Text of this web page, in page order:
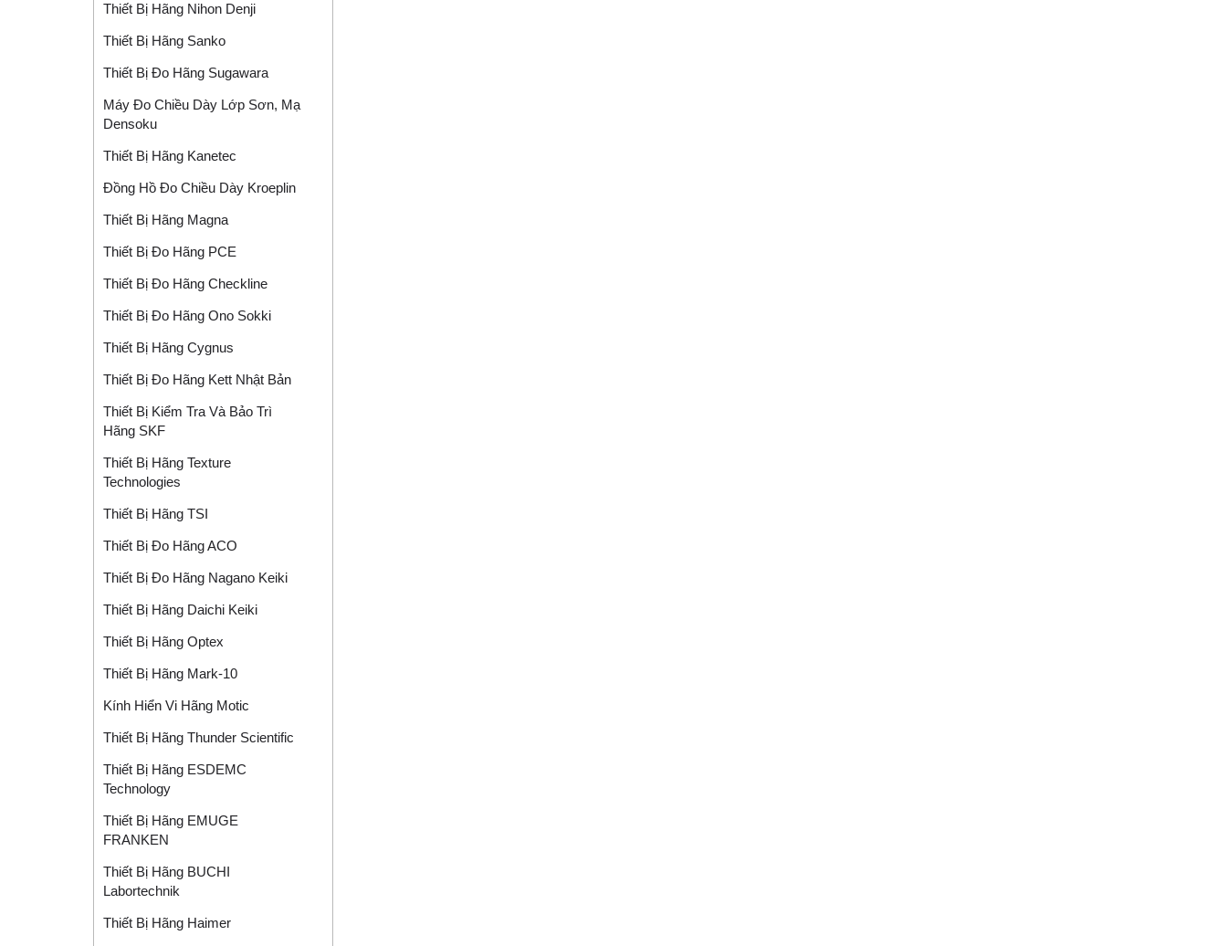
Thiết Bị Hãng Nihon Denji
Thiết Bị Hãng Sanko
Thiết Bị Đo Hãng Sugawara
Máy Đo Chiều Dày Lớp Sơn, Mạ
Densoku
Thiết Bị Hãng Kanetec
Đồng Hồ Đo Chiều Dày Kroeplin
Thiết Bị Hãng Magna
Thiết Bị Đo Hãng PCE
Thiết Bị Đo Hãng Checkline
Thiết Bị Đo Hãng Ono Sokki
Thiết Bị Hãng Cygnus
Thiết Bị Đo Hãng Kett Nhật Bản
Thiết Bị Kiểm Tra Và Bảo Trì
Hãng SKF
Thiết Bị Hãng Texture
Technologies
Thiết Bị Hãng TSI
Thiết Bị Đo Hãng ACO
Thiết Bị Đo Hãng Nagano Keiki
Thiết Bị Hãng Daichi Keiki
Thiết Bị Hãng Optex
Thiết Bị Hãng Mark-10
Kính Hiển Vi Hãng Motic
Thiết Bị Hãng Thunder Scientific
Thiết Bị Hãng ESDEMC
Technology
Thiết Bị Hãng EMUGE
FRANKEN
Thiết Bị Hãng BUCHI
Labortechnik
Thiết Bị Hãng Haimer